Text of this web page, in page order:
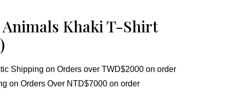
Khaki T-Shirt
Shipping on Orders over TWD$2000 on order
on Orders Over NTD$7000 on order